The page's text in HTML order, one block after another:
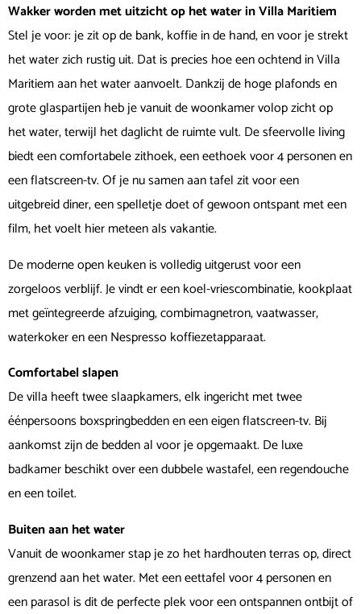
Wakker worden met uitzicht op het water in Villa Maritiem
Stel je voor: je zit op de bank, koffie in de hand, en voor je strekt
het water zich rustig uit. Dat is precies hoe een ochtend in Villa
Maritiem aan het water aanvoelt. Dankzij de hoge plafonds en
grote glaspartijen heb je vanuit de woonkamer volop zicht op
het water, terwijl het daglicht de ruimte vult. De sfeervolle living
biedt een comfortabele zithoek, een eethoek voor 4 personen en
een flatscreen-tv. Of je nu samen aan tafel zit voor een
uitgebreid diner, een spelletje doet of gewoon ontspant met een
film, het voelt hier meteen als vakantie.
De moderne open keuken is volledig uitgerust voor een
zorgeloos verblijf. Je vindt er een koel-vriescombinatie, kookplaat
met geïntegreerde afzuiging, combimagnetron, vaatwasser,
waterkoker en een Nespresso koffiezetapparaat.
Comfortabel slapen
De villa heeft twee slaapkamers, elk ingericht met twee
éénpersoons boxspringbedden en een eigen flatscreen-tv. Bij
aankomst zijn de bedden al voor je opgemaakt. De luxe
badkamer beschikt over een dubbele wastafel, een regendouche
en een toilet.
Buiten aan het water
Vanuit de woonkamer stap je zo het hardhouten terras op, direct
grenzend aan het water. Met een eettafel voor 4 personen en
een parasol is dit de perfecte plek voor een ontspannen ontbijt of